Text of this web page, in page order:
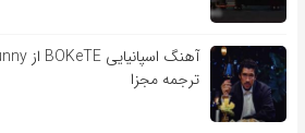
ترجمه مجزا